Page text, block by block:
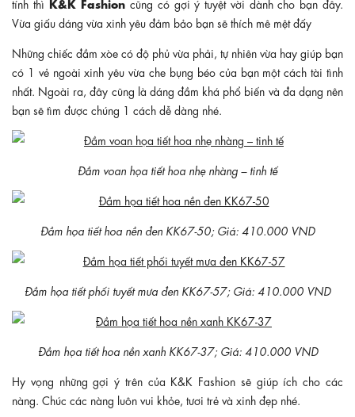
tính thì
cũng có gợi ý tuyệt vời dành cho bạn đây.
Vừa giấu dáng vừa xinh yêu đảm bảo bạn sẽ thích mê mệt đấy
Những chiếc đầm xòe có độ phủ vừa phải, tự nhiên vừa hay giúp bạn
có 1 vẻ ngoài xinh yêu vừa che bụng béo của bạn một cách tài tình
nhất. Ngoài ra, đây cũng là dáng đầm khá phổ biến và đa dạng nên
bạn sẽ tìm được chúng 1 cách dễ dàng nhé.
Đầm voan họa tiết hoa nhẹ nhàng – tinh tế
Đầm họa tiết hoa nền đen KK67-50; Giá: 410.000 VND
Đầm họa tiết phối tuyết mưa đen KK67-57; Giá: 410.000 VND
Đầm họa tiết hoa nền xanh KK67-37; Giá: 410.000 VND
Hy vọng những gợi ý trên của K&K Fashion sẽ giúp ích cho các
nàng. Chúc các nàng luôn vui khỏe, tươi trẻ và xinh đẹp nhé.